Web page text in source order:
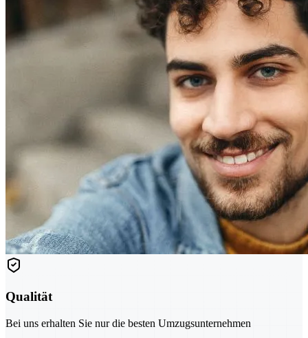
Qualität
Bei uns erhalten Sie nur die besten Umzugsunternehmen